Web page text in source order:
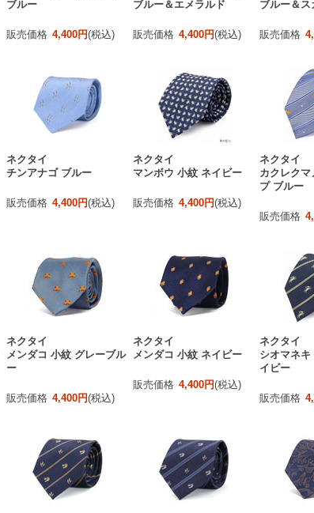
ブルー
販売価格 4,400円(税込)
ブルー＆エメラルド
販売価格 4,400円(税込)
ブルー＆
販売価格
ネクタイ
チンアナゴ ブルー
販売価格 4,400円(税込)
ネクタイ
マンボウ 小紋 ネイビー
販売価格 4,400円(税込)
ネクタイ
カクレクマ
プ ブルー
販売価格
ネクタイ
メンダコ 小紋 グレーブル
ー
販売価格 4,400円(税込)
ネクタイ
メンダコ 小紋 ネイビー
販売価格 4,400円(税込)
ネクタイ
シオマネ
イビー
販売価格